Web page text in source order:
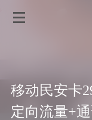
移动民安卡
定向流量+